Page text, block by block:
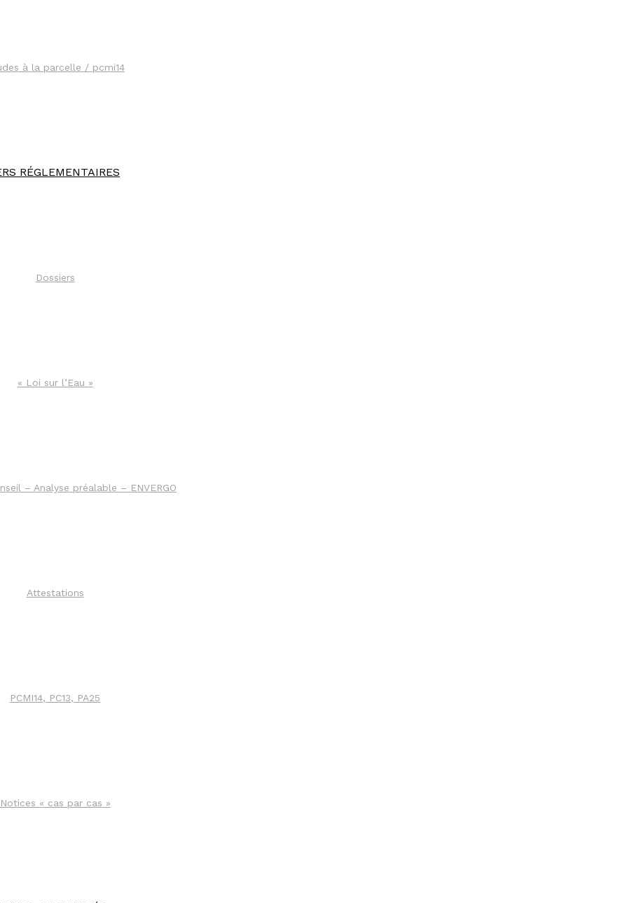
à la parcelle / pcmi14​
RÉGLEMENTAIRES
Dossiers
« Loi sur l’Eau »
– Analyse préalable – ENVERGO
Attestations
PCMI14, PC13, PA25
Notices « cas par cas »